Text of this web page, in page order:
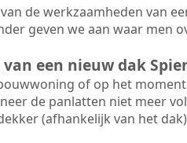
de werkzaamheden van
geven we aan waar men
van een nieuw dak
of op het
de panlatten niet meer
(afhankelijk van het